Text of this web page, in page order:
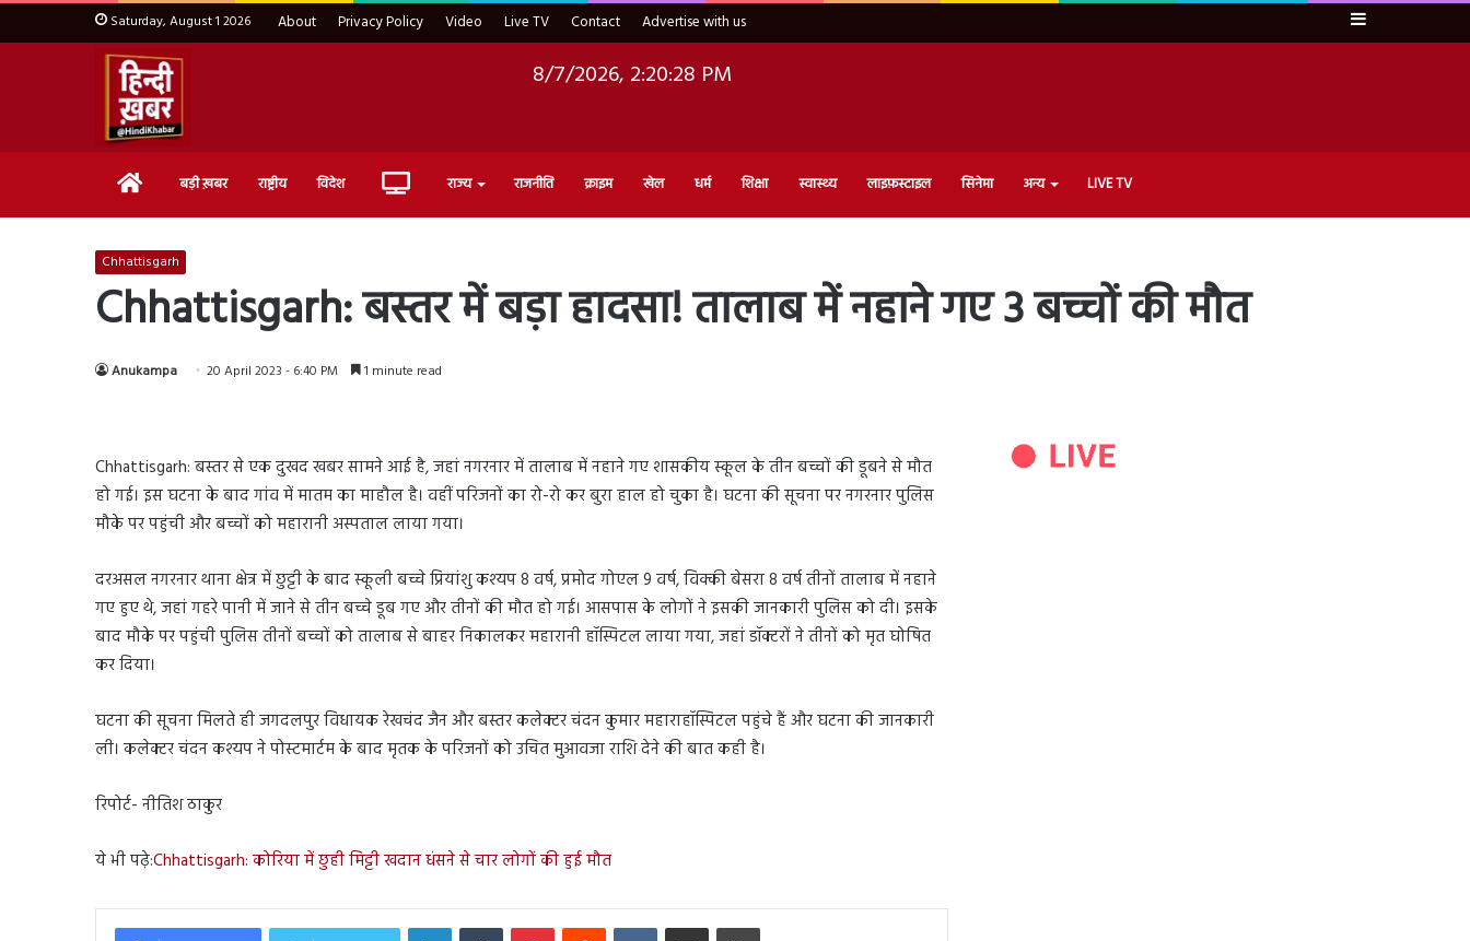
Saturday, August 1 2026 About Privacy Policy Video Live TV Contact Advertise with us Sidebar
8/7/2026, 2:20:29 PM
Home बड़ी ख़बर राष्ट्रीय विदेश Live राज्य राजनीति क्राइम खेल धर्म शिक्षा स्वास्थ्य लाइफ़स्टाइल सिनेमा अन्य LIVE TV
Chhattisgarh
Chhattisgarh: बस्तर में बड़ा हादसा! तालाब में नहाने गए 3 बच्चों की मौत
Anukampa 20 April 2023 - 6:40 PM 1 minute read
Chhattisgarh: बस्तर से एक दुखद खबर सामने आई है, जहां नगरनार में तालाब में नहाने गए शासकीय स्कूल के तीन बच्चों की डूबने से मौत
हो गई। इस घटना के बाद गांव में मातम का माहौल है। वहीं परिजनों का रो-रो कर बुरा हाल हो चुका है। घटना की सूचना पर नगरनार पुलिस
मौके पर पहुंची और बच्चों को महारानी अस्पताल लाया गया।
दरअसल नगरनार थाना क्षेत्र में छुट्टी के बाद स्कूली बच्चे प्रियांशु कश्यप 8 वर्ष, प्रमोद गोएल 9 वर्ष, विक्की बेसरा 8 वर्ष तीनों तालाब में नहाने
गए हुए थे, जहां गहरे पानी में जाने से तीन बच्चे डूब गए और तीनों की मौत हो गई। आसपास के लोगों ने इसकी जानकारी पुलिस को दी। इसके
बाद मौके पर पहुंची पुलिस तीनों बच्चों को तालाब से बाहर निकालकर महारानी हॉस्पिटल लाया गया, जहां डॉक्टरों ने तीनों को मृत घोषित
कर दिया।
घटना की सूचना मिलते ही जगदलपुर विधायक रेखचंद जैन और बस्तर कलेक्टर चंदन कुमार महाराहॉस्पिटल पहुंचे हैं और घटना की जानकारी
ली। कलेक्टर चंदन कश्यप ने पोस्टमार्टम के बाद मृतक के परिजनों को उचित मुआवजा राशि देने की बात कही है।
रिपोर्ट- नीतिश ठाकुर
ये भी पढ़े:Chhattisgarh: कोरिया में छुही मिट्टी खदान धंसने से चार लोगों की हुई मौत
LinkedInTumblr PinterestReddit VKontakteShare via Email Print